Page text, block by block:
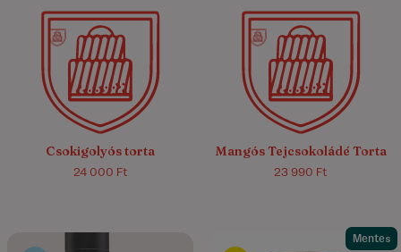
5.0/5 (4)
Csokigolyós torta
24 000 Ft
Mangós Tejcsokoládé Torta
23 990 Ft
Mentes